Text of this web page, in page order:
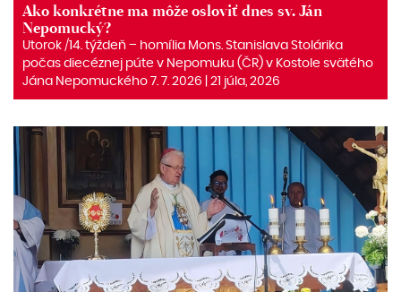
Ako konkrétne ma môže osloviť dnes sv. Ján
Nepomucký?
Utorok /14. týždeň – homília Mons. Stanislava Stolárika
počas diecéznej púte v Nepomuku (ČR) v Kostole svätého
Jána Nepomuckého 7. 7. 2026 | 21 júla, 2026